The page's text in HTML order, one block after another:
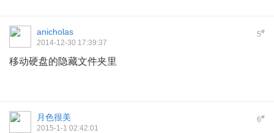
5#
anicholas
2014-12-30 17:39:37
移动硬盘的隐藏文件夹里
6#
月色很美
2015-1-1 02:42:01